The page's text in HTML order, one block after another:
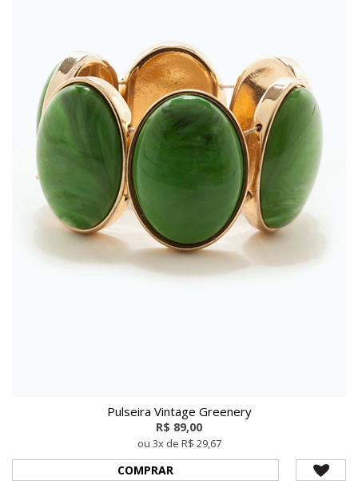
Pulseira Vintage Greenery
R$ 89,00
ou 3x de R$ 29,67
COMPRAR